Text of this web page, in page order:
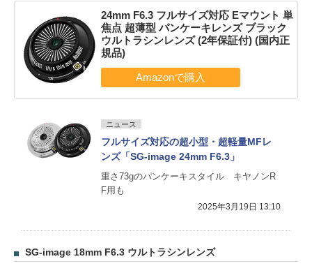
24mm F6.3 フルサイズ対応 Eマウント 単
焦点 超薄型 パンケーキレンズ ブラック
ウルトラシンレンズ (2年保証付) (国内正
規品)
ニュース
フルサイズ対応の超小型・超軽量MFレ
ンズ「SG-image 24mm F6.3」
重さ73gのパンケーキスタイル キヤノンR
F用も
2025年3月19日 13:10
SG-image 18mm F6.3 ウルトラシンレンズ